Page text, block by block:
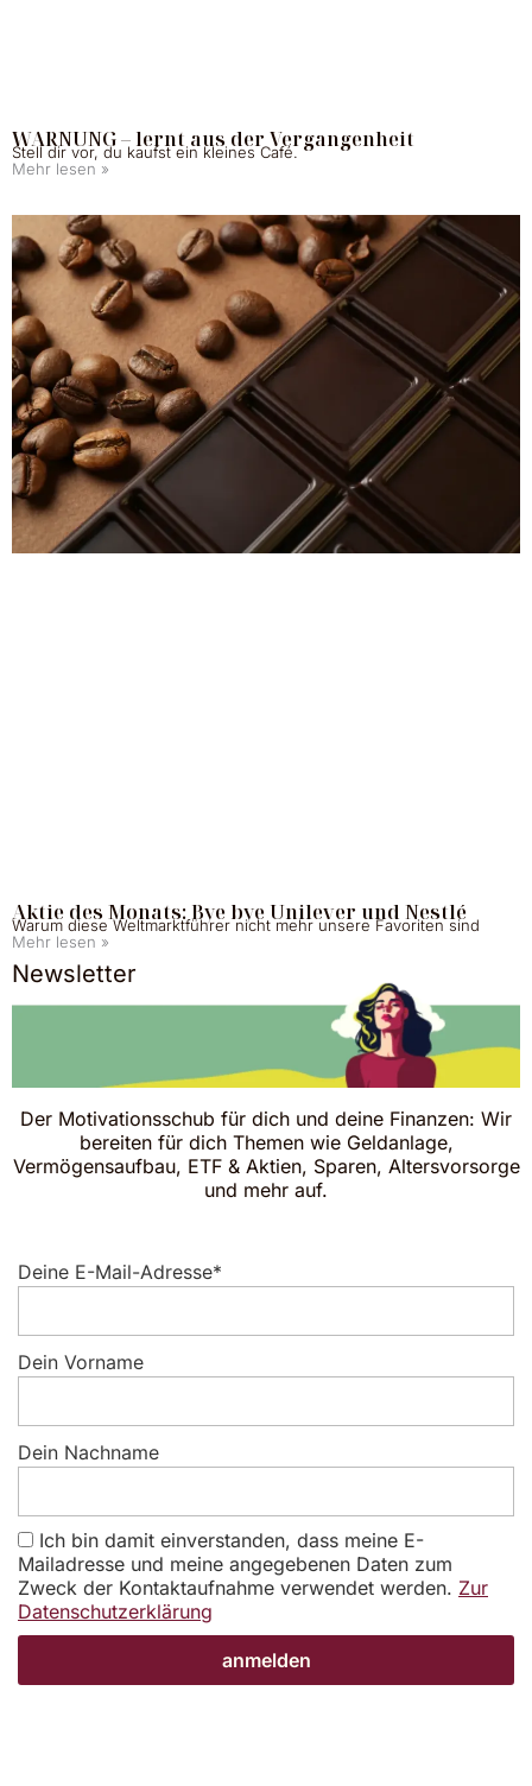
WARNUNG – lernt aus der Vergangenheit
Stell dir vor, du kaufst ein kleines Café.
Mehr lesen »
Aktie des Monats: Bye bye Unilever und Nestlé
Warum diese Weltmarktführer nicht mehr unsere Favoriten sind
Mehr lesen »
Newsletter
Der Motivationsschub für dich und deine Finanzen: Wir
bereiten für dich Themen wie Geldanlage,
Vermögensaufbau, ETF & Aktien, Sparen, Altersvorsorge
und mehr auf.
Deine E-Mail-Adresse*
Dein Vorname
Dein Nachname
Ich bin damit einverstanden, dass meine E-
Mailadresse und meine angegebenen Daten zum
Zweck der Kontaktaufnahme verwendet werden. Zur
Datenschutzerklärung